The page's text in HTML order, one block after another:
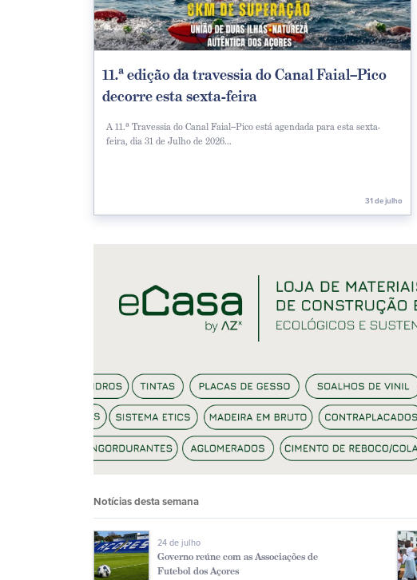
11.ª edição da travessia do Canal Faial–Pico
decorre esta sexta-feira
A 11.ª Travessia do Canal Faial–Pico está agendada para esta sexta-
feira, dia 31 de Julho de 2026...
31 de julho
Notícias desta semana
24 de julho
Governo reúne com as Associações de
Futebol dos Açores